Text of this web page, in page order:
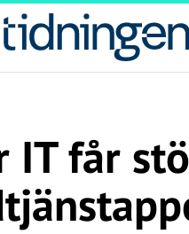
IT får